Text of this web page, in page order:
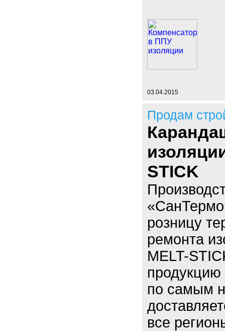
03.04.2015
Продам
STICK
розницу
ремонта
MELT-
продукцию
по самым
все